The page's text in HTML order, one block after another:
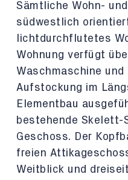
Sämtliche Wohn-
südwestlich
lichtdurchflutetes
Wohnung verfügt
Waschmaschine und
Aufstockung im
Elementbau
bestehende Skelett-
Geschoss. Der
freien
Weitblick und